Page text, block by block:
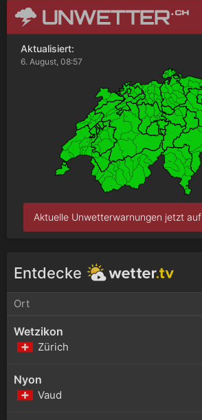
Aktualisiert:
6. August, 08:57
Aktuelle Unwetterwarnungen jetzt auf
Entdecke
Ort
Wetzikon
Zürich
Nyon
Vaud